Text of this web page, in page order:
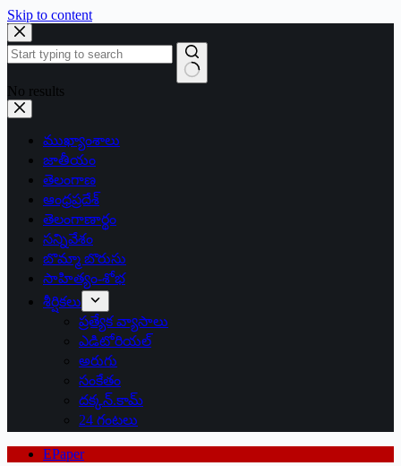
Skip to content
No results
ముఖ్యాంశాలు
జాతీయం
తెలంగాణ
ఆంధ్రప్రదేశ్
తెలంగాణార్థం
సన్నివేశం
బొమ్మా బొరుసు
సాహిత్యం-శోభ
శీర్షికలు
ప్రత్యేక వ్యాసాలు
ఎడిటోరియల్
అరుగు
సంకేతం
దక్కన్.కామ్
24 గంటలు
EPaper